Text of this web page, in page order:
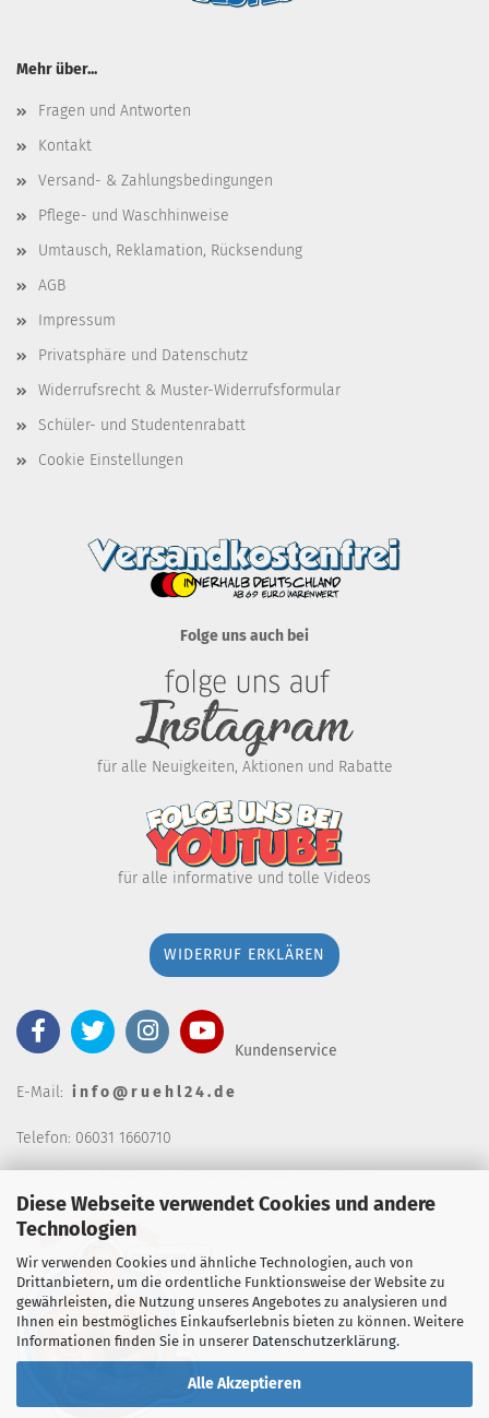
Diese Webseite verwendet Cookies und andere
Technologien
Wir verwenden Cookies und ähnliche Technologien, auch von
Drittanbietern, um die ordentliche Funktionsweise der Website zu
gewährleisten, die Nutzung unseres Angebotes zu analysieren und
Ihnen ein bestmögliches Einkaufserlebnis bieten zu können. Weitere
Informationen finden Sie in unserer Datenschutzerklärung.
Alle Akzeptieren
Mehr über...
Fragen und Antworten
Kontakt
Versand- & Zahlungsbedingungen
Pflege- und Waschhinweise
Umtausch, Reklamation, Rücksendung
AGB
Impressum
Privatsphäre und Datenschutz
Widerrufsrecht & Muster-Widerrufsformular
Schüler- und Studentenrabatt
Cookie Einstellungen
Folge uns auch bei
für alle Neuigkeiten, Aktionen und Rabatte
für alle informative und tolle Videos
WIDERRUF ERKLÄREN
Kundenservice
E-Mail: i n f o @ r u e h l 2 4 . d e
Telefon: 06031 1660710